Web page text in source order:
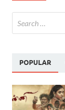
POPULAR